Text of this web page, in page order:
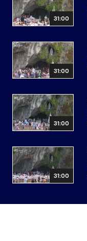
31:00
31:00
31:00
31:00